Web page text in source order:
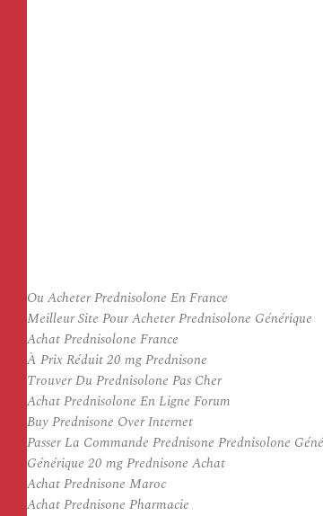
Ou Acheter Prednisolone En France
Meilleur Site Pour Acheter Prednisolone Générique
Achat Prednisolone France
À Prix Réduit 20 mg Prednisone
Trouver Du Prednisolone Pas Cher
Achat Prednisolone En Ligne Forum
Buy Prednisone Over Internet
Passer La Commande Prednisone Prednisolone
Générique 20 mg Prednisone Achat
Achat Prednisone Maroc
Achat Prednisone Pharmacie